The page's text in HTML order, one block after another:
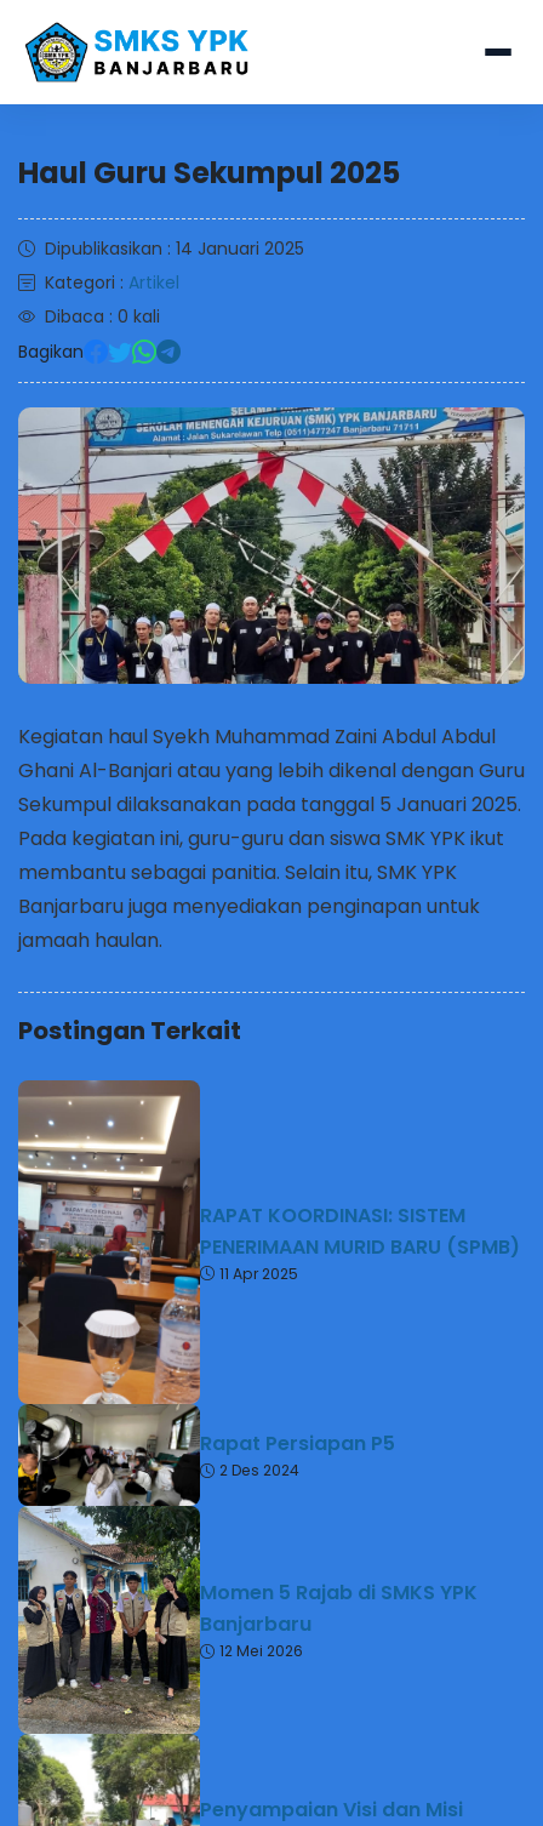
Haul Guru Sekumpul 2025
Dipublikasikan : 14 Januari 2025
Kategori : Artikel
Dibaca : 0 kali
Bagikan
Kegiatan haul Syekh Muhammad Zaini Abdul Abdul
Ghani Al-Banjari atau yang lebih dikenal dengan Guru
Sekumpul dilaksanakan pada tanggal 5 Januari 2025.
Pada kegiatan ini, guru-guru dan siswa SMK YPK ikut
membantu sebagai panitia. Selain itu, SMK YPK
Banjarbaru juga menyediakan penginapan untuk
jamaah haulan.
Postingan Terkait
RAPAT KOORDINASI: SISTEM
PENERIMAAN MURID BARU (SPMB)
11 Apr 2025
Rapat Persiapan P5
2 Des 2024
Momen 5 Rajab di SMKS YPK
Banjarbaru
12 Mei 2026
Penyampaian Visi dan Misi